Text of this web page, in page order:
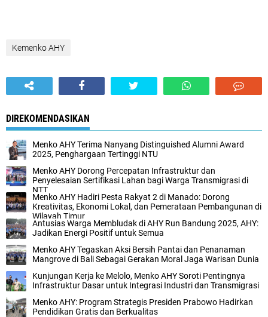
Kemenko AHY
DIREKOMENDASIKAN
Menko AHY Terima Nanyang Distinguished Alumni Award
2025, Penghargaan Tertinggi NTU
Menko AHY Dorong Percepatan Infrastruktur dan
Penyelesaian Sertifikasi Lahan bagi Warga Transmigrasi di
NTT
Menko AHY Hadiri Pesta Rakyat 2 di Manado: Dorong
Kreativitas, Ekonomi Lokal, dan Pemerataan Pembangunan di
Wilayah Timur
Antusias Warga Membludak di AHY Run Bandung 2025, AHY:
Jadikan Energi Positif untuk Semua
Menko AHY Tegaskan Aksi Bersih Pantai dan Penanaman
Mangrove di Bali Sebagai Gerakan Moral Jaga Warisan Dunia
Kunjungan Kerja ke Melolo, Menko AHY Soroti Pentingnya
Infrastruktur Dasar untuk Integrasi Industri dan Transmigrasi
Menko AHY: Program Strategis Presiden Prabowo Hadirkan
Pendidikan Gratis dan Berkualitas